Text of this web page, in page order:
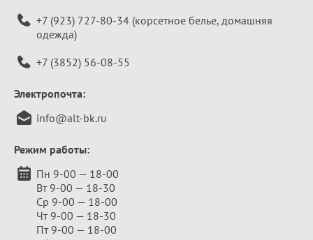
+7 (923) 727-80-34 (корсетное белье, домашняя
одежда)
+7 (3852) 56-08-55
Электропочта:
info@alt-bk.ru
Режим работы:
Пн 9-00 — 18-00
Вт 9-00 — 18-30
Ср 9-00 — 18-00
Чт 9-00 — 18-30
Пт 9-00 — 18-00